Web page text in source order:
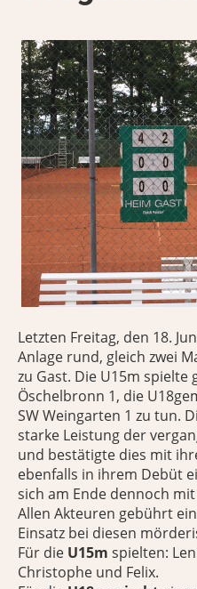
Letzten Freitag, den 18.
Anlage rund, gleich zwei
zu Gast. Die U15m spielte
Öschelbronn 1, die
SW Weingarten 1 zu tun.
starke Leistung der
und bestätigte dies mit
ebenfalls in ihrem Debüt
sich am Ende dennoch
Allen Akteuren gebührt
Einsatz bei diesen
Für die U15m spielten:
Christophe und Felix.